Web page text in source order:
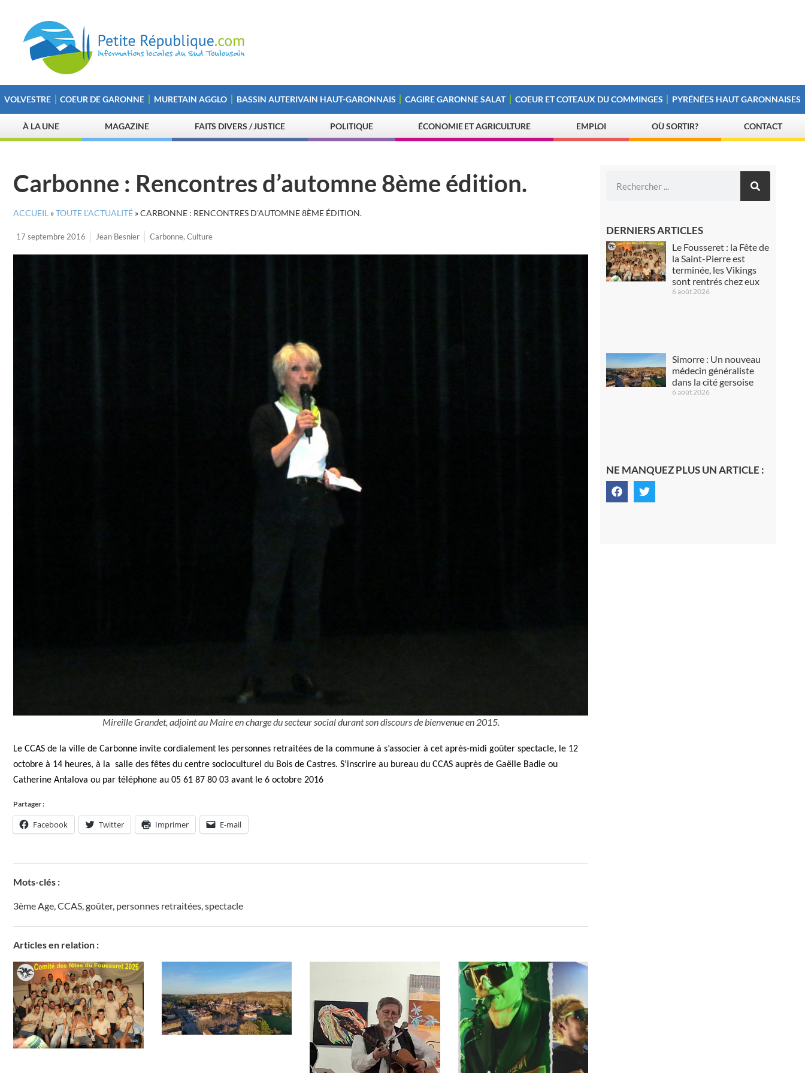
VOLVESTRE COEUR DE GARONNE MURETAIN AGGLO BASSIN AUTERIVAIN HAUT-GARONNAIS CAGIRE GARONNE SALAT COEUR ET COTEAUX DU COMMINGES PYRÉNÉES HAUT GARONNAISES
À LA UNE MAGAZINE FAITS DIVERS / JUSTICE POLITIQUE ÉCONOMIE ET AGRICULTURE EMPLOI OÙ SORTIR? CONTACT
Carbonne : Rencontres d’automne 8ème édition.
ACCUEIL »TOUTE L’ACTUALITÉ »CARBONNE : RENCONTRES D’AUTOMNE 8ÈME ÉDITION.
17 septembre 2016 Jean Besnier Carbonne, Culture
Mireille Grandet, adjoint au Maire en charge du secteur social durant son discours de bienvenue en 2015.
Le CCAS de la ville de Carbonne invite cordialement les personnes retraitées de la commune à s’associer à cet après-midi goûter spectacle, le 12
octobre à 14 heures, à la salle des fêtes du centre socioculturel du Bois de Castres. S’inscrire au bureau du CCAS auprès de Gaëlle Badie ou
Catherine Antalova ou par téléphone au 05 61 87 80 03 avant le 6 octobre 2016
Partager :
Facebook Twitter Imprimer E-mail
Mots-clés :
3ème Age,CCAS,goûter, personnes retraitées,spectacle
Articles en relation :
DERNIERS ARTICLES
Le Fousseret : la Fête de
la Saint-Pierre est
terminée, les Vikings
sont rentrés chez eux
6 août 2026
Simorre : Un nouveau
médecin généraliste
dans la cité gersoise
6 août 2026
NE MANQUEZ PLUS UN ARTICLE :